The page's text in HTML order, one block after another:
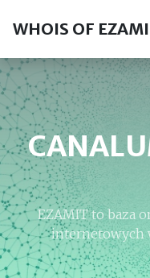
WHOIS OF
EZAMIT to baza
internetowych